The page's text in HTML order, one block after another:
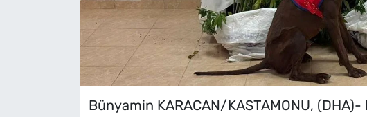
Bünyamin KARACAN/KASTAMONU,